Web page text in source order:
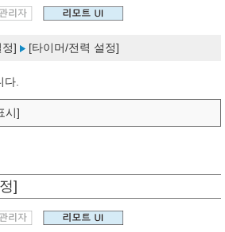
] [타이머/전력 설정]
.
시]
]